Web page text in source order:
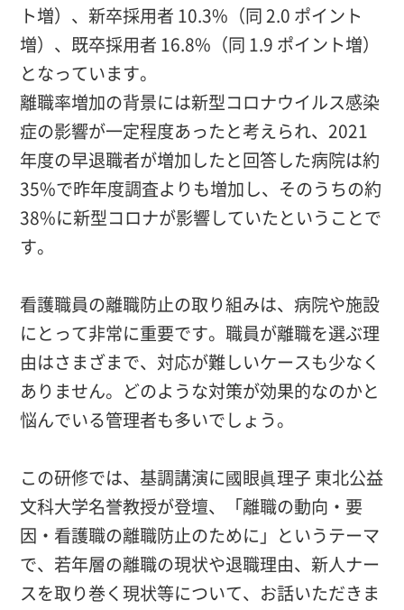
ト増）、新卒採用者 10.3%（同 2.0 ポイント
増）、既卒採用者 16.8%（同 1.9 ポイント増）
となっています。
離職率増加の背景には新型コロナウイルス感染
症の影響が一定程度あったと考えられ、2021
年度の早退職者が増加したと回答した病院は約
35%で昨年度調査よりも増加し、そのうちの約
38%に新型コロナが影響していたということで
す。
看護職員の離職防止の取り組みは、病院や施設
にとって非常に重要です。職員が離職を選ぶ理
由はさまざまで、対応が難しいケースも少なく
ありません。どのような対策が効果的なのかと
悩んでいる管理者も多いでしょう。
この研修では、基調講演に國眼眞理子 東北公益
文科大学名誉教授が登壇、「離職の動向・要
因・看護職の離職防止のために」というテーマ
で、若年層の離職の現状や退職理由、新人ナー
スを取り巻く現状等について、お話いただきま